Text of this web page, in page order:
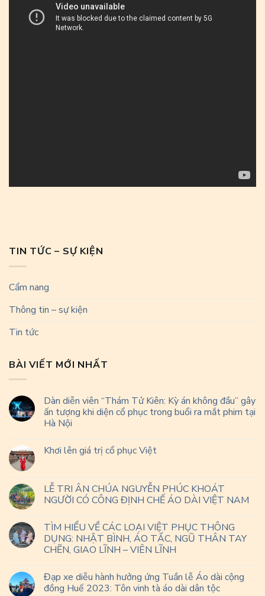
TIN TỨC – SỰ KIỆN
Cẩm nang
Thông tin – sự kiện
Tin tức
BÀI VIẾT MỚI NHẤT
Dàn diễn viên “Thám Tử Kiên: Kỳ án không đầu” gây
ấn tượng khi diện cổ phục trong buổi ra mắt phim tại
Hà Nội
Khơi lên giá trị cổ phục Việt
LỄ TRI ÂN CHÚA NGUYỄN PHÚC KHOÁT
NGƯỜI CÓ CÔNG ĐỊNH CHẾ ÁO DÀI VIỆT NAM
TÌM HIỂU VỀ CÁC LOẠI VIỆT PHỤC THÔNG
DỤNG: NHẬT BÌNH, ÁO TẤC, NGŨ THÂN TAY
CHẼN, GIAO LĨNH – VIÊN LĨNH
Đạp xe diễu hành hưởng ứng Tuần lễ Áo dài cộng
đồng Huế 2023: Tôn vinh tà áo dài dân tộc